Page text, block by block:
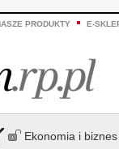
PRODUKTY E-
Ekonomia i biznes